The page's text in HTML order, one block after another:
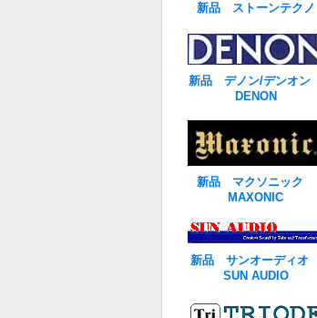
新品 ストーンテクノ
新品 デノン/デンオン
DENON
新品 マクソニック
MAXONIC
新品 サンオーディオ
SUN AUDIO